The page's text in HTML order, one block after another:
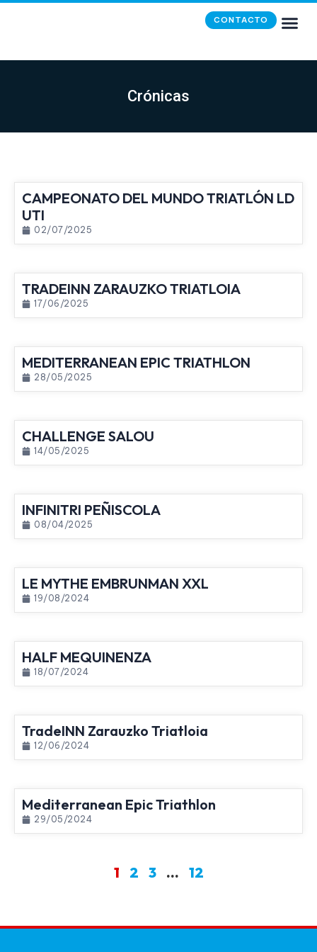
CONTACTO
Crónicas
CAMPEONATO DEL MUNDO TRIATLÓN LD
UTI
02/07/2025
TRADEINN ZARAUZKO TRIATLOIA
17/06/2025
MEDITERRANEAN EPIC TRIATHLON
28/05/2025
CHALLENGE SALOU
14/05/2025
INFINITRI PEÑISCOLA
08/04/2025
LE MYTHE EMBRUNMAN XXL
19/08/2024
HALF MEQUINENZA
18/07/2024
TradeINN Zarauzko Triatloia
12/06/2024
Mediterranean Epic Triathlon
29/05/2024
1 2 3 … 12